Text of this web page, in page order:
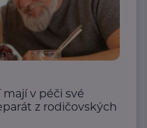
v péči své
z rodičovských